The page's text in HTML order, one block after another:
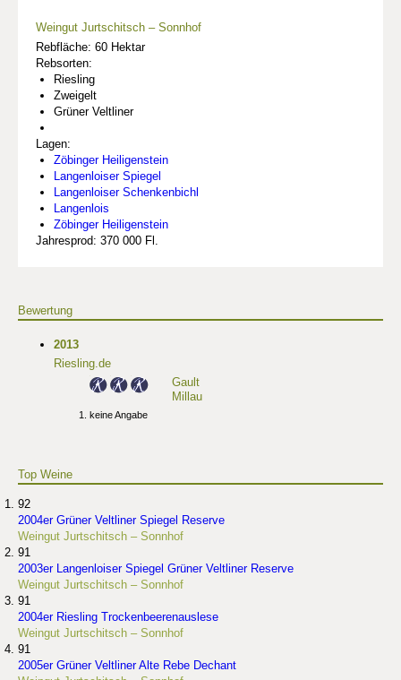
Weingut Jurtschitsch – Sonnhof
Rebfläche: 60 Hektar
Rebsorten:
Riesling
Zweigelt
Grüner Veltliner
Lagen:
Zöbinger Heiligenstein
Langenloiser Spiegel
Langenloiser Schenkenbichl
Langenlois
Zöbinger Heiligenstein
Jahresprod: 370 000 Fl.
Bewertung
2013
Riesling.de
Gault
Millau
keine Angabe
Top Weine
92
2004er Grüner Veltliner Spiegel Reserve
Weingut Jurtschitsch – Sonnhof
91
2003er Langenloiser Spiegel Grüner Veltliner Reserve
Weingut Jurtschitsch – Sonnhof
91
2004er Riesling Trockenbeerenauslese
Weingut Jurtschitsch – Sonnhof
91
2005er Grüner Veltliner Alte Rebe Dechant